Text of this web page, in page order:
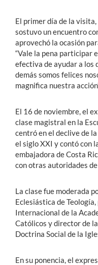
El primer día de la
sostuvo un encuentro
aprovechó la ocasión
“Vale la pena participar
efectiva de ayudar a los
demás somos felices
magnifica nuestra
El 16 de noviembre, el
clase magistral en la
centró en el declive de
el siglo XXI y contó con
embajadora de Costa
con otras autoridades de
La clase fue moderada
Eclesiástica de
Internacional de la
Católicos y director de
Doctrina Social de la
En su ponencia, el